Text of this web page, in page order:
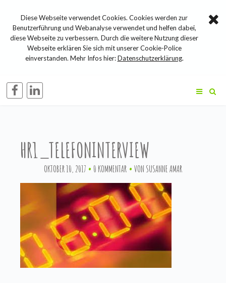
HR1_TELEFONINTERVIEW
OKTOBER 10, 2017 0 KOMMENTAR VON SUSANNE AMAR
Diese Webseite verwendet Cookies. Cookies werden zur
Benutzerführung und Webanalyse verwendet und helfen dabei,
diese Webseite zu verbessern. Durch die weitere Nutzung dieser
Webseite erklären Sie sich mit unserer Cookie-Police
einverstanden. Mehr Infos hier:Datenschutzerklärung.